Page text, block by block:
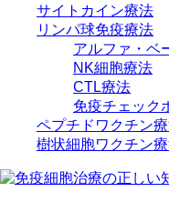
サイトカイン療法
リンパ球免疫療法
アルファ・ベ
NK細胞療法
CTL療法
免疫チェック
ペプチドワクチン
樹状細胞ワクチン